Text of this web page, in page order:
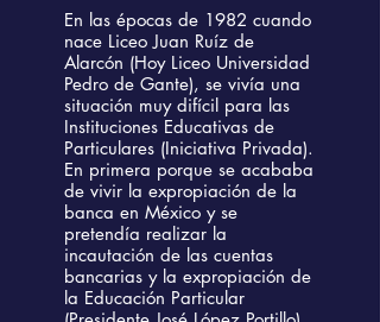
En las épocas de 1982 cuando
nace Liceo Juan Ruíz de
Alarcón (Hoy Liceo Universidad
Pedro de Gante), se vivía una
situación muy difícil para las
Instituciones Educativas de
Particulares (Iniciativa Privada).
En primera porque se acababa
de vivir la expropiación de la
banca en México y se
pretendía realizar la
incautación de las cuentas
bancarias y la expropiación de
la Educación Particular